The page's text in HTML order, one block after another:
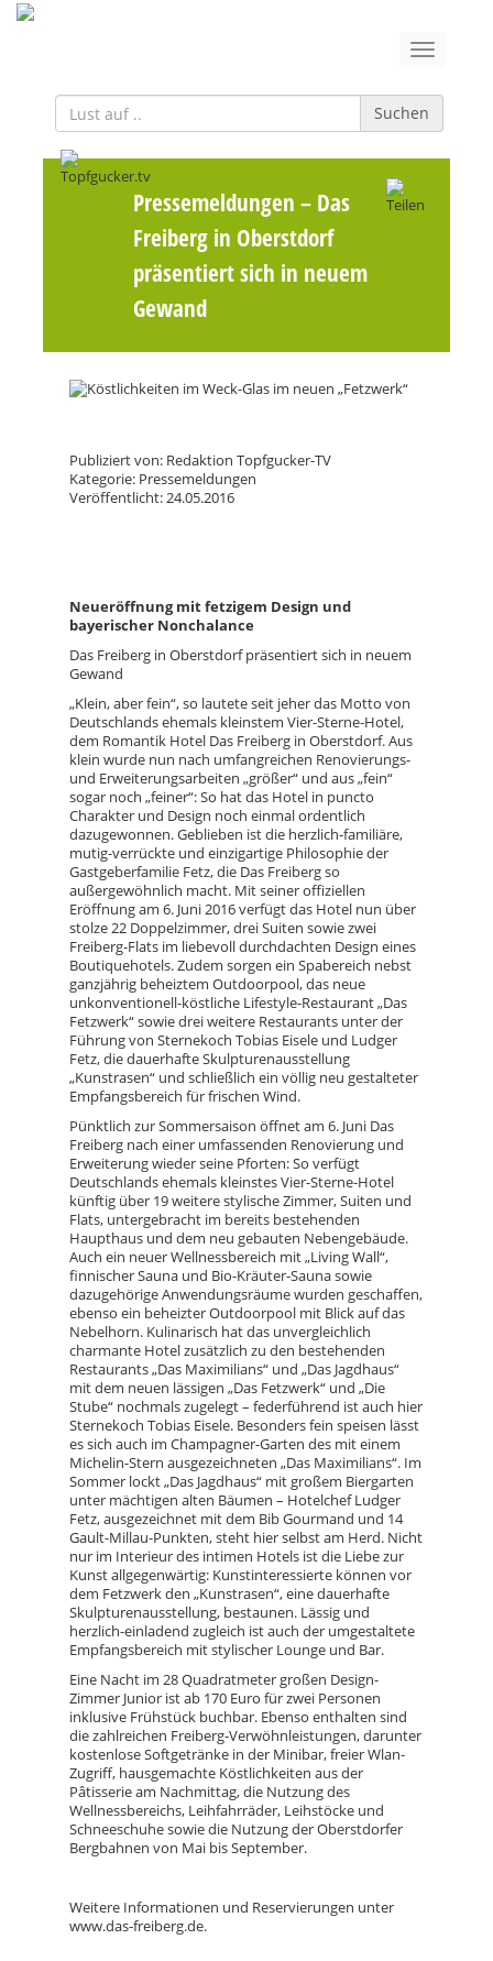
Suchen
Pressemeldungen – Das
Freiberg in Oberstdorf
präsentiert sich in neuem
Gewand
Publiziert von: Redaktion Topfgucker-TV
Kategorie: Pressemeldungen
Veröffentlicht: 24.05.2016
Neueröffnung mit fetzigem Design und
bayerischer Nonchalance
Das Freiberg in Oberstdorf präsentiert sich in neuem
Gewand
„Klein, aber fein“, so lautete seit jeher das Motto von
Deutschlands ehemals kleinstem Vier-Sterne-Hotel,
dem Romantik Hotel Das Freiberg in Oberstdorf. Aus
klein wurde nun nach umfangreichen Renovierungs-
und Erweiterungsarbeiten „größer“ und aus „fein“
sogar noch „feiner“: So hat das Hotel in puncto
Charakter und Design noch einmal ordentlich
dazugewonnen. Geblieben ist die herzlich-familiäre,
mutig-verrückte und einzigartige Philosophie der
Gastgeberfamilie Fetz, die Das Freiberg so
außergewöhnlich macht. Mit seiner offiziellen
Eröffnung am 6. Juni 2016 verfügt das Hotel nun über
stolze 22 Doppelzimmer, drei Suiten sowie zwei
Freiberg-Flats im liebevoll durchdachten Design eines
Boutiquehotels. Zudem sorgen ein Spabereich nebst
ganzjährig beheiztem Outdoorpool, das neue
unkonventionell-köstliche Lifestyle-Restaurant „Das
Fetzwerk“ sowie drei weitere Restaurants unter der
Führung von Sternekoch Tobias Eisele und Ludger
Fetz, die dauerhafte Skulpturenausstellung
„Kunstrasen“ und schließlich ein völlig neu gestalteter
Empfangsbereich für frischen Wind.
Pünktlich zur Sommersaison öffnet am 6. Juni Das
Freiberg nach einer umfassenden Renovierung und
Erweiterung wieder seine Pforten: So verfügt
Deutschlands ehemals kleinstes Vier-Sterne-Hotel
künftig über 19 weitere stylische Zimmer, Suiten und
Flats, untergebracht im bereits bestehenden
Haupthaus und dem neu gebauten Nebengebäude.
Auch ein neuer Wellnessbereich mit „Living Wall“,
finnischer Sauna und Bio-Kräuter-Sauna sowie
dazugehörige Anwendungsräume wurden geschaffen,
ebenso ein beheizter Outdoorpool mit Blick auf das
Nebelhorn. Kulinarisch hat das unvergleichlich
charmante Hotel zusätzlich zu den bestehenden
Restaurants „Das Maximilians“ und „Das Jagdhaus“
mit dem neuen lässigen „Das Fetzwerk“ und „Die
Stube“ nochmals zugelegt – federführend ist auch hier
Sternekoch Tobias Eisele. Besonders fein speisen lässt
es sich auch im Champagner-Garten des mit einem
Michelin-Stern ausgezeichneten „Das Maximilians“. Im
Sommer lockt „Das Jagdhaus“ mit großem Biergarten
unter mächtigen alten Bäumen – Hotelchef Ludger
Fetz, ausgezeichnet mit dem Bib Gourmand und 14
Gault-Millau-Punkten, steht hier selbst am Herd. Nicht
nur im Interieur des intimen Hotels ist die Liebe zur
Kunst allgegenwärtig: Kunstinteressierte können vor
dem Fetzwerk den „Kunstrasen“, eine dauerhafte
Skulpturenausstellung, bestaunen. Lässig und
herzlich-einladend zugleich ist auch der umgestaltete
Empfangsbereich mit stylischer Lounge und Bar.
Eine Nacht im 28 Quadratmeter großen Design-
Zimmer Junior ist ab 170 Euro für zwei Personen
inklusive Frühstück buchbar. Ebenso enthalten sind
die zahlreichen Freiberg-Verwöhnleistungen, darunter
kostenlose Softgetränke in der Minibar, freier Wlan-
Zugriff, hausgemachte Köstlichkeiten aus der
Pâtisserie am Nachmittag, die Nutzung des
Wellnessbereichs, Leihfahrräder, Leihstöcke und
Schneeschuhe sowie die Nutzung der Oberstdorfer
Bergbahnen von Mai bis September.
Weitere Informationen und Reservierungen unter
www.das-freiberg.de.